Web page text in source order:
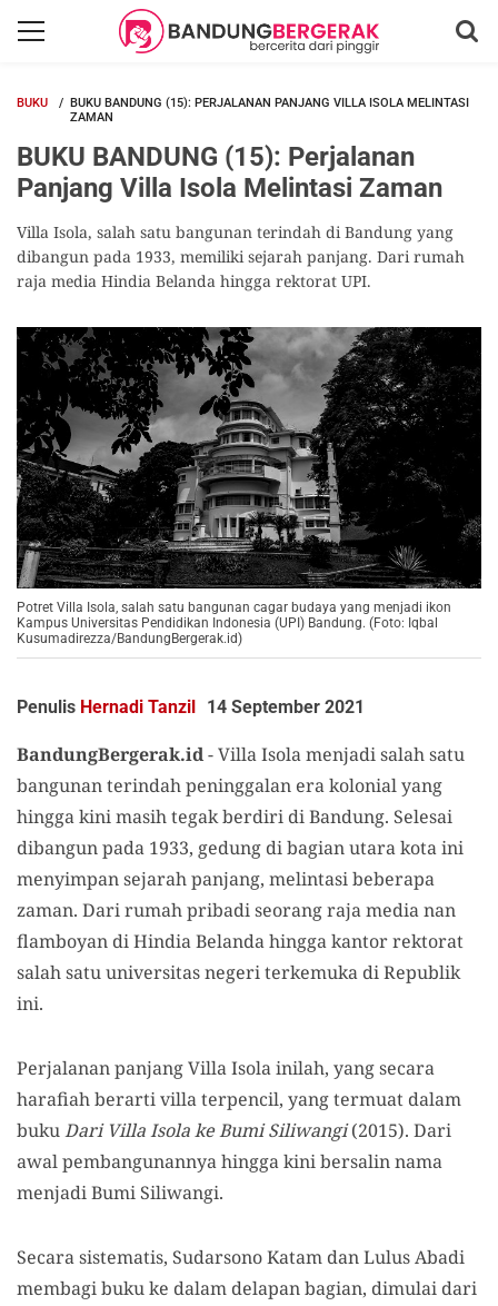
BUKU
BUKU BANDUNG (15): PERJALANAN PANJANG VILLA ISOLA MELINTASI
ZAMAN
BUKU BANDUNG (15): Perjalanan
Panjang Villa Isola Melintasi Zaman
Villa Isola, salah satu bangunan terindah di Bandung yang
dibangun pada 1933, memiliki sejarah panjang. Dari rumah
raja media Hindia Belanda hingga rektorat UPI.
Potret Villa Isola, salah satu bangunan cagar budaya yang menjadi ikon
Kampus Universitas Pendidikan Indonesia (UPI) Bandung. (Foto: Iqbal
Kusumadirezza/BandungBergerak.id)
Penulis Hernadi Tanzil 14 September 2021
BandungBergerak.id- Villa Isola menjadi salah satu
bangunan terindah peninggalan era kolonial yang
hingga kini masih tegak berdiri di Bandung. Selesai
dibangun pada 1933, gedung di bagian utara kota ini
menyimpan sejarah panjang, melintasi beberapa
zaman. Dari rumah pribadi seorang raja media nan
flamboyan di Hindia Belanda hingga kantor rektorat
salah satu universitas negeri terkemuka di Republik
ini.
Perjalanan panjang Villa Isola inilah, yang secara
harafiah berarti villa terpencil, yang termuat dalam
bukuDari Villa Isola ke Bumi Siliwangi(2015). Dari
awal pembangunannya hingga kini bersalin nama
menjadi Bumi Siliwangi.
Secara sistematis, Sudarsono Katam dan Lulus Abadi
membagi buku ke dalam delapan bagian, dimulai dari